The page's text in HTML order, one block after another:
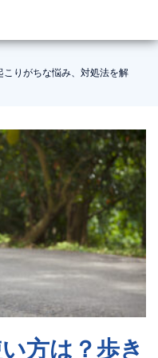
情報
わせ
りがちな悩み、対処法を解
方は？歩き